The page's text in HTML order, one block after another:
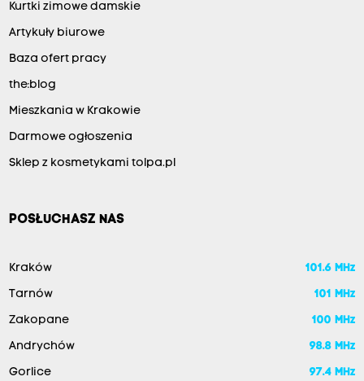
Kurtki zimowe damskie
Artykuły biurowe
Baza ofert pracy
the:blog
Mieszkania w Krakowie
Darmowe ogłoszenia
Sklep z kosmetykami tolpa.pl
POSŁUCHASZ NAS
Kraków 101.6 MHz
Tarnów 101 MHz
Zakopane 100 MHz
Andrychów 98.8 MHz
Gorlice 97.4 MHz